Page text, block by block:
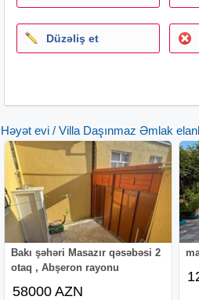
Düzəliş et
Həyət evi / Villa Daşınmaz Əmlak
Bakı şəhəri Masazır qəsəbəsi 2
otaq , Abşeron rayonu
58000 AZN